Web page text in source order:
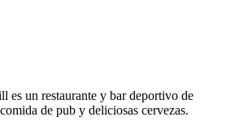
es un restaurante y bar deportivo de
de pub y deliciosas cervezas.